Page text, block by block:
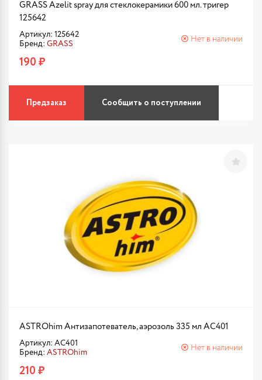
GRASS Azelit spray для стеклокерамики 600 мл. тригер
125642
Артикул: 125642
Бренд: GRASS
Нет в наличии
190 ₽
Предзаказ Сообщить о поступлении
ASTROhim Антизапотеватель, аэрозоль 335 мл AC401
Артикул: AC401
Бренд: ASTROhim
Нет в наличии
210 ₽